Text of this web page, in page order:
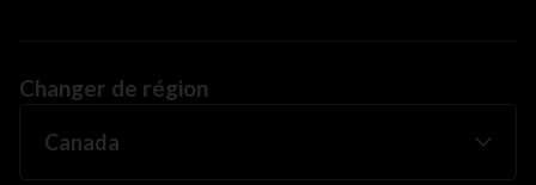
Changer de région